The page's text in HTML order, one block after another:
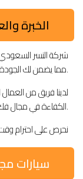
الخبرة
شركة النسر
مما يضمن لك الجودة والاحترافية في الخدمة.
لدينا فريق من
الكفاءة في مجال فك، تركيب، وتغليف العفش.
نحرص على احترام
سيارات